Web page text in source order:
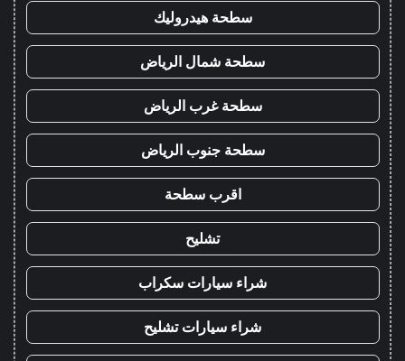
سطحة هيدروليك
سطحة شمال الرياض
سطحة غرب الرياض
سطحة جنوب الرياض
اقرب سطحة
تشليح
شراء سيارات سكراب
شراء سيارات تشليح